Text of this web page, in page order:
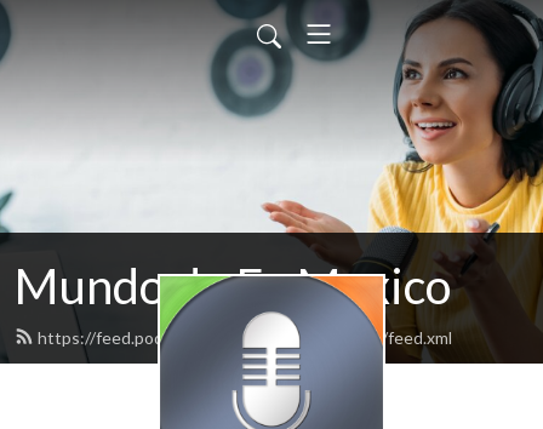
Mundo de Fe Mexico
https://feed.podbean.com/mundodefemexico/feed.xml